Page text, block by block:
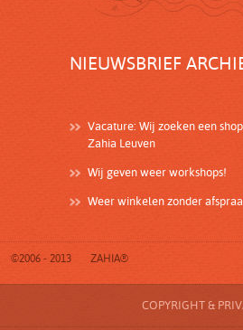
NIEUWSBRIEF
Vacature: Wij zoeken een
Zahia Leuven
Wij geven weer workshops!
Weer winkelen zonder
©2006 - 2013 ZAHIA®
COPYRIGHT &